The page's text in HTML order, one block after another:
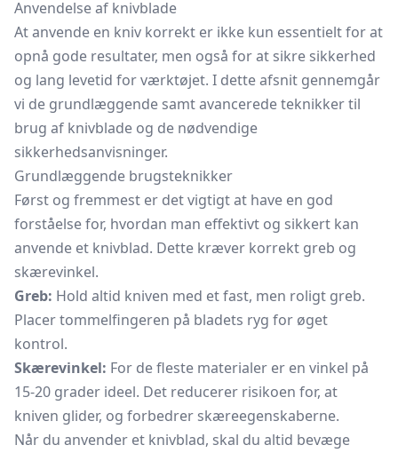
Anvendelse af knivblade
At anvende en kniv korrekt er ikke kun essentielt for at
opnå gode resultater, men også for at sikre sikkerhed
og lang levetid for værktøjet. I dette afsnit gennemgår
vi de grundlæggende samt avancerede teknikker til
brug af knivblade og de nødvendige
sikkerhedsanvisninger.
Grundlæggende brugsteknikker
Først og fremmest er det vigtigt at have en god
forståelse for, hvordan man effektivt og sikkert kan
anvende et knivblad. Dette kræver korrekt greb og
skærevinkel.
Greb: Hold altid kniven med et fast, men roligt greb.
Placer tommelfingeren på bladets ryg for øget
kontrol.
Skærevinkel: For de fleste materialer er en vinkel på
15-20 grader ideel. Det reducerer risikoen for, at
kniven glider, og forbedrer skæreegenskaberne.
Når du anvender et knivblad, skal du altid bevæge